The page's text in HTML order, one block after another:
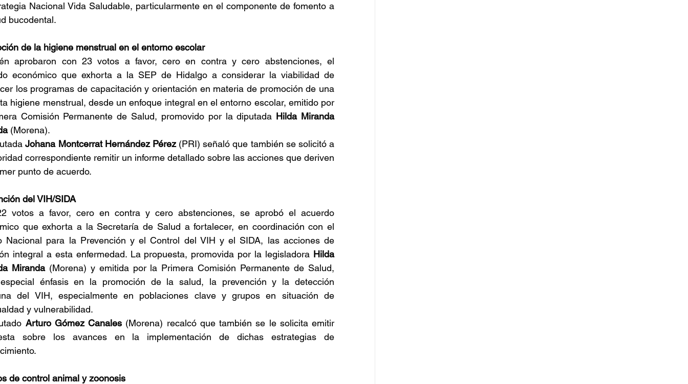
Nacional Vida Saludable, particularmente en el componente de fomento a
bucodental.
de la higiene menstrual en el entorno escolar
aprobaron con 23 votos a favor, cero en contra y cero abstenciones, el
económico que exhorta a la SEP de Hidalgo a considerar la viabilidad de
los programas de capacitación y orientación en materia de promoción de una
higiene menstrual, desde un enfoque integral en el entorno escolar, emitido por
Comisión Permanente de Salud, promovido por la diputada Hilda Miranda
(Morena).
Johana Montcerrat Hernández Pérez (PRI) señaló que también se solicitó a
correspondiente remitir un informe detallado sobre las acciones que deriven
punto de acuerdo.
del VIH/SIDA
votos a favor, cero en contra y cero abstenciones, se aprobó el acuerdo
que exhorta a la Secretaría de Salud a fortalecer, en coordinación con el
Nacional para la Prevención y el Control del VIH y el SIDA, las acciones de
integral a esta enfermedad. La propuesta, promovida por la legisladora Hilda
Miranda (Morena) y emitida por la Primera Comisión Permanente de Salud,
énfasis en la promoción de la salud, la prevención y la detección
del VIH, especialmente en poblaciones clave y grupos en situación de
y vulnerabilidad.
Arturo Gómez Canales (Morena) recalcó que también se le solicita emitir
sobre los avances en la implementación de dichas estrategias de
de control animal y zoonosis